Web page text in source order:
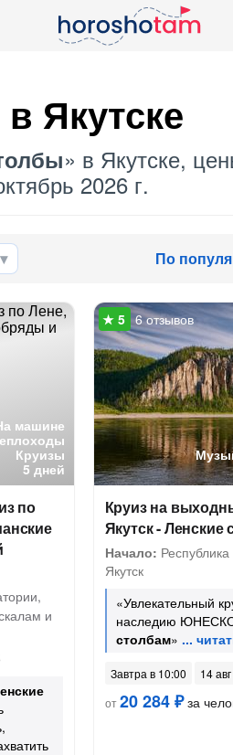
Якутске
» в Якутске,
2026 г.
По
машине
Круизы
5 дней
по
и
6 отзывов
Круиз на
Якутск - Ленские
Начало:
Якутск
«Увлекательный
наследию
столбам»
Завтра в 10:00
14
от20 284 ₽за